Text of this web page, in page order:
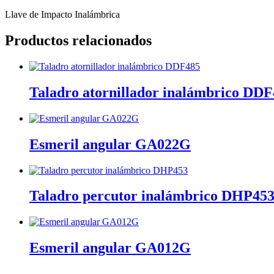
Llave de Impacto Inalámbrica
Productos relacionados
Taladro atornillador inalámbrico
Esmeril angular GA022G
Taladro percutor inalámbrico DHP453
Esmeril angular GA012G